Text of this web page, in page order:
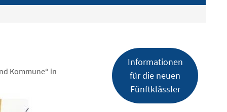
Kommune“ in
Informationen
für die neuen
Fünftklässler